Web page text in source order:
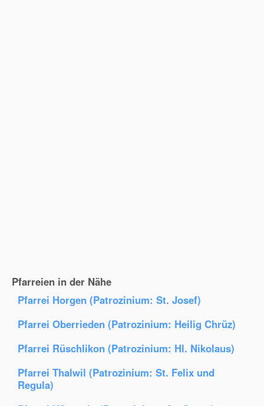
Pfarreien in der Nähe
Pfarrei Horgen (Patrozinium: St. Josef)
Pfarrei Oberrieden (Patrozinium: Heilig Chrüz)
Pfarrei Rüschlikon (Patrozinium: Hl. Nikolaus)
Pfarrei Thalwil (Patrozinium: St. Felix und
Regula)